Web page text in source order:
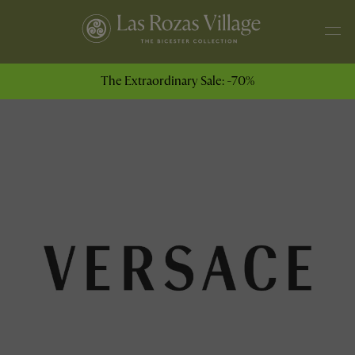
The Extraordinary Sale: -70%